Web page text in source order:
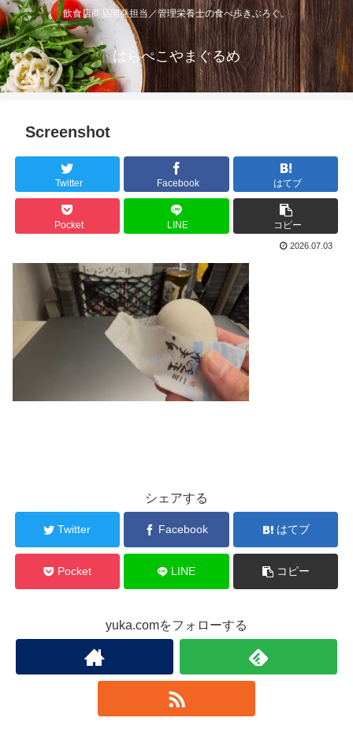
飲食店商品開発担当／管理栄養士の食べ歩きぶろぐ。
はらぺこやまぐるめ
Screenshot
Twitter Facebook はてブ
Pocket LINE コピー
2026.07.03
シェアする
Twitter Facebook はてブ
Pocket LINE コピー
yuka.comをフォローする